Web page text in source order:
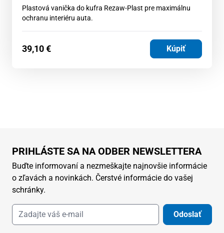
Plastová vanička do kufra Rezaw-Plast pre maximálnu
ochranu interiéru auta.
39,10€ Kúpiť
PRIHLÁSTE SA NA ODBER NEWSLETTERA
Buďte informovaní a nezmeškajte najnovšie informácie
o zľavách a novinkách. Čerstvé informácie do vašej
schránky.
Odoslať